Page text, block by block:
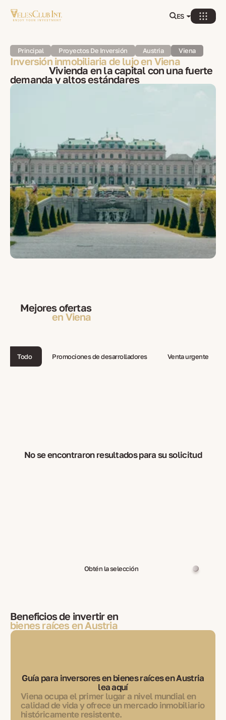
ES
Principal Proyectos De Inversión Austria Viena
Inversión inmobiliaria de lujo en Viena
Vivienda en la capital con una fuerte
demanda y altos estándares
Mejores ofertas
en Viena
Todo Promociones de desarrolladores Venta urgente
No se encontraron resultados para su solicitud
Obtén la selección
Beneficios de invertir en
bienes raíces en Austria
Guía para inversores en bienes raíces en Austria
lea aquí
Viena ocupa el primer lugar a nivel mundial en
calidad de vida y ofrece un mercado inmobiliario
históricamente resistente.